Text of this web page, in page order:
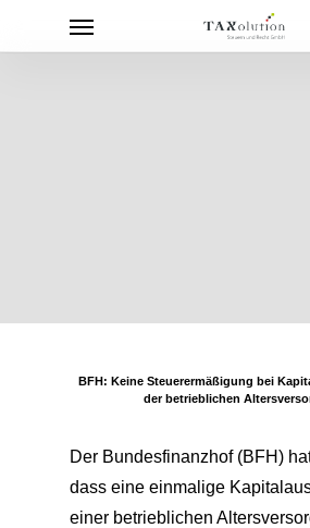
Menu
BFH: Keine Steuerermäßigung bei
der betrieblichen
Der Bundesfinanzhof (BFH)
dass eine einmalige
einer betrieblichen